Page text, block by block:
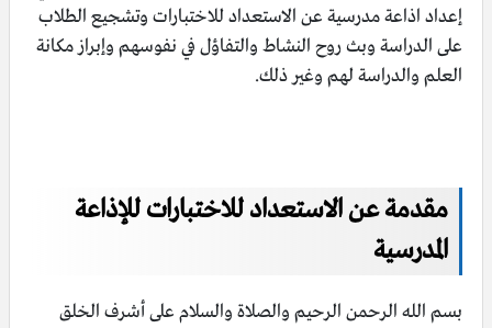
إعداد اذاعة مدرسية عن الاستعداد للاختبارات وتشجيع الطلاب
على الدراسة وبث روح النشاط والتفاؤل في نفوسهم وإبراز مكانة
العلم والدراسة لهم وغير ذلك.
مقدمة عن الاستعداد للاختبارات للإذاعة
المدرسية
بسم الله الرحمن الرحيم والصلاة والسلام على أشرف الخلق